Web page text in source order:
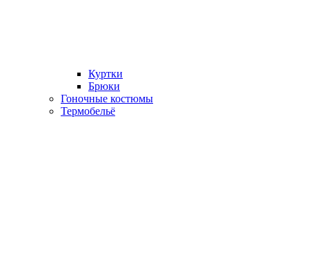
Куртки
Брюки
Гоночные костюмы
Термобельё